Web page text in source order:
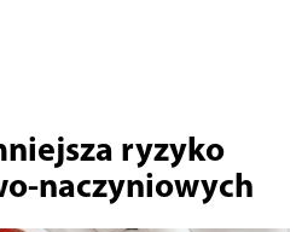
ryzyko
naczyniowych